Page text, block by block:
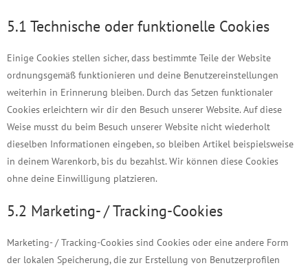
5.1 Technische oder funktionelle Cookies
Einige Cookies stellen sicher, dass bestimmte Teile der Website
ordnungsgemäß funktionieren und deine Benutzereinstellungen
weiterhin in Erinnerung bleiben. Durch das Setzen funktionaler
Cookies erleichtern wir dir den Besuch unserer Website. Auf diese
Weise musst du beim Besuch unserer Website nicht wiederholt
dieselben Informationen eingeben, so bleiben Artikel beispielsweise
in deinem Warenkorb, bis du bezahlst. Wir können diese Cookies
ohne deine Einwilligung platzieren.
5.2 Marketing- / Tracking-Cookies
Marketing- / Tracking-Cookies sind Cookies oder eine andere Form
der lokalen Speicherung, die zur Erstellung von Benutzerprofilen